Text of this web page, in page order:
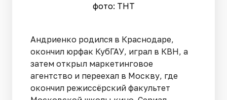
фото: ТНТ
Андриенко родился в Краснодаре,
окончил юрфак КубГАУ, играл в КВН, а
затем открыл маркетинговое
агентство и переехал в Москву, где
окончил режиссёрский факультет